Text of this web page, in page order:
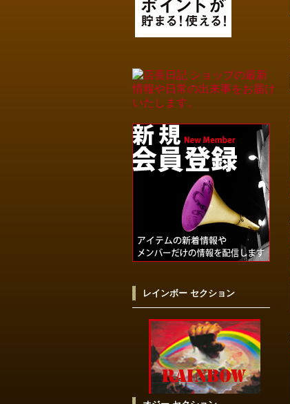
レインボー セクション